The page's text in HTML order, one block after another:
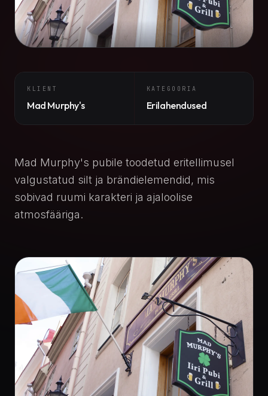
KLIENT
Mad Murphy's
KATEGOORIA
Erilahendused
Mad Murphy's pubile toodetud eritellimusel
valgustatud silt ja brändielemendid, mis
sobivad ruumi karakteri ja ajaloolise
atmosfääriga.